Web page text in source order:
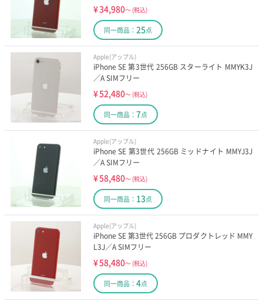
¥34,980～ (税込)
同一商品： 25点
Apple(アップル)
iPhone SE 第3世代 256GB スターライト MMYK3J
／A SIMフリー
¥52,480～ (税込)
同一商品： 7点
Apple(アップル)
iPhone SE 第3世代 256GB ミッドナイト MMYJ3J
／A SIMフリー
¥58,480～ (税込)
同一商品： 13点
Apple(アップル)
iPhone SE 第3世代 256GB プロダクトレッド MMY
L3J／A SIMフリー
¥58,480～ (税込)
同一商品： 4点